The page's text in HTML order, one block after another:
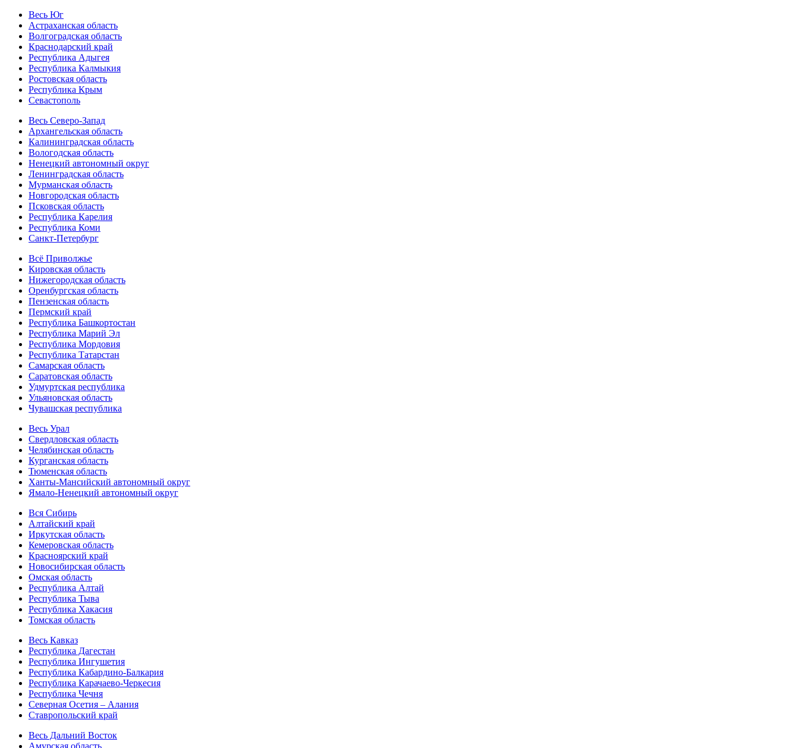
Весь Юг
Астраханская область
Волгоградская область
Краснодарский край
Республика Адыгея
Республика Калмыкия
Ростовская область
Республика Крым
Севастополь
Весь Северо-Запад
Архангельская область
Калининградская область
Вологодская область
Ненецкий автономный округ
Ленинградская область
Мурманская область
Новгородская область
Псковская область
Республика Карелия
Республика Коми
Санкт-Петербург
Всё Приволжье
Кировская область
Нижегородская область
Оренбургская область
Пензенская область
Пермский край
Республика Башкортостан
Республика Марий Эл
Республика Мордовия
Республика Татарстан
Самарская область
Саратовская область
Удмуртская республика
Ульяновская область
Чувашская республика
Весь Урал
Свердловская область
Челябинская область
Курганская область
Тюменская область
Ханты-Мансийский автономный округ
Ямало-Ненецкий автономный округ
Вся Сибирь
Алтайский край
Иркутская область
Кемеровская область
Красноярский край
Новосибирская область
Омская область
Республика Алтай
Республика Тыва
Республика Хакасия
Томская область
Весь Кавказ
Республика Дагестан
Республика Ингушетия
Республика Кабардино-Балкария
Республика Карачаево-Черкесия
Республика Чечня
Северная Осетия – Алания
Ставропольский край
Весь Дальний Восток
Амурская область